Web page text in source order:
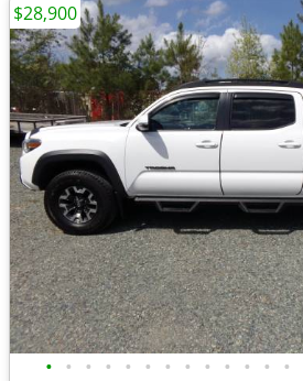
• • • • • • • • • • • • •
$28,900